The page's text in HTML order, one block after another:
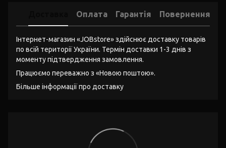
Оплата Гарантія Повернення
Інтернет-магазин «JOBstore» здійснює доставку товарів
по всій території України. Термін доставки 1-3 днів з
моменту підтвердження замовлення.
Працюємо переважно з «Новою поштою».
Більше інформації про доставку